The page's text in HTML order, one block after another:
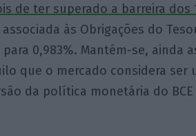
de ter superado a barreira
associada às Obrigações do
para 0,983%. Mantém-se, ainda
que o mercado considera
da política monetária do